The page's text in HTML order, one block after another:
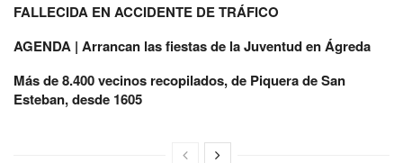
FALLECIDA EN ACCIDENTE DE TRÁFICO
AGENDA | Arrancan las fiestas de la Juventud en Ágreda
Más de 8.400 vecinos recopilados, de Piquera de San
Esteban, desde 1605